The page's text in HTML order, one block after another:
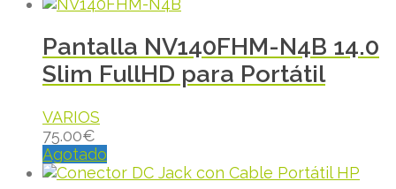
Pantalla NV140FHM-N4B 14.0
Slim FullHD para Portátil
VARIOS
75.00€
Agotado